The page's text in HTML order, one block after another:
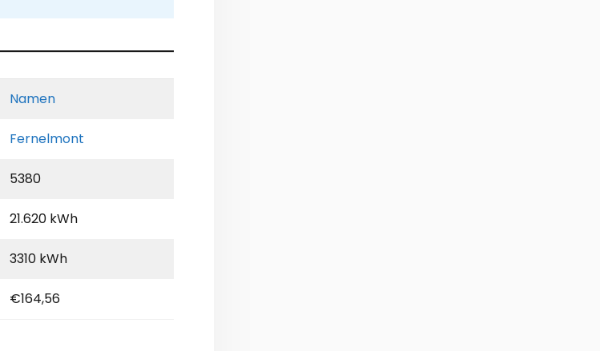
Namen
Fernelmont
5380
21.620 kWh
3310 kWh
€164,56